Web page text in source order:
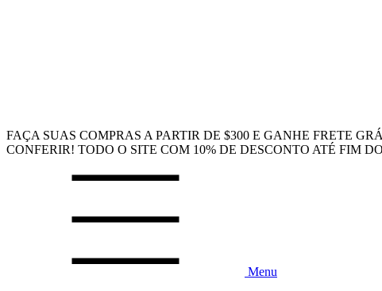
FAÇA SUAS COMPRAS A PARTIR DE $300 E GANHE FRETE
CONFERIR! TODO O SITE COM 10% DE DESCONTO ATÉ FIM
Menu